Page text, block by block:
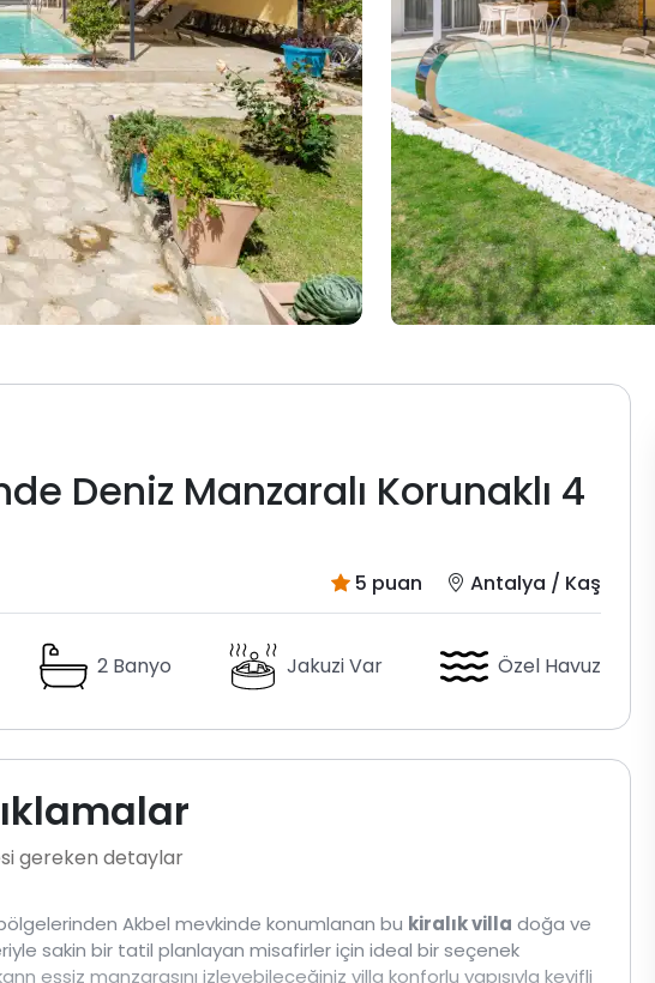
Deniz Manzaralı Korunaklı 4
5 puan Antalya / Kaş
2 Banyo Jakuzi Var Özel Havuz
gereken detaylar
Akbel mevkinde konumlanan bu kiralık villa doğa ve
sakin bir tatil planlayan misafirler için ideal bir seçenek
eşsiz manzarasını izleyebileceğiniz villa konforlu yapısıyla keyifli